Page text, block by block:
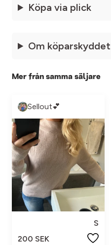
Köpa via plick
Om köparskyddet
Mer från samma säljare
Sellout💕
S
200 SEK